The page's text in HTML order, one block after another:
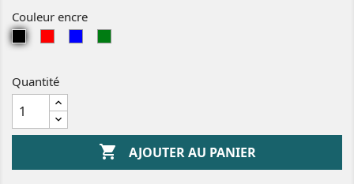
Couleur encre
r
g
e
Quantité
 AJOUTER AU PANIER